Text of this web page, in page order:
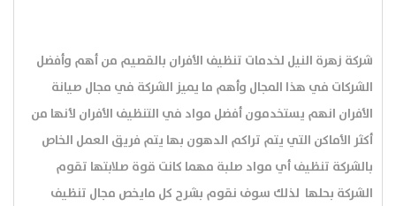
شركة زهرة النيل لخدمات تنظيف الأفران بالقصيم من أهم وأفضل
الشركات في هذا المجال وأهم ما يميز الشركة في مجال صيانة
الأفران انهم يستخدمون أفضل مواد في التنظيف الأفران لأنها من
أكثر الأماكن التي يتم تراكم الدهون بها يتم فريق العمل الخاص
بالشركة تنظيف أي مواد صلبة مهما كانت قوة صلابتها تقوم
الشركة بحلها لذلك سوف نقوم بشرح كل مايخص مجال تنظيف